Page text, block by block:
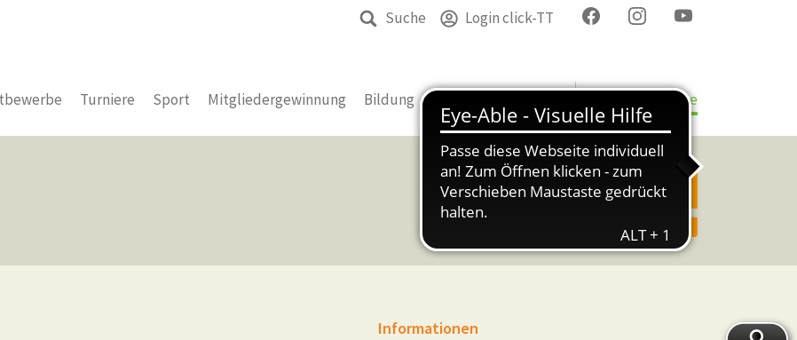
Suche Login click-TT
Turniere Sport Mitgliedergewinnung Bildung Bezirke & Kreise
Informationen